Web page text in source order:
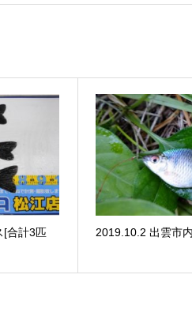
[合計3匹
2019.10.2 出雲市